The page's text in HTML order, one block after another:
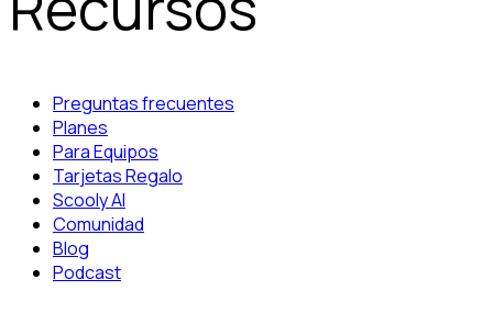
Preguntas frecuentes
Planes
Para Equipos
Tarjetas Regalo
Scooly AI
Comunidad
Blog
Podcast